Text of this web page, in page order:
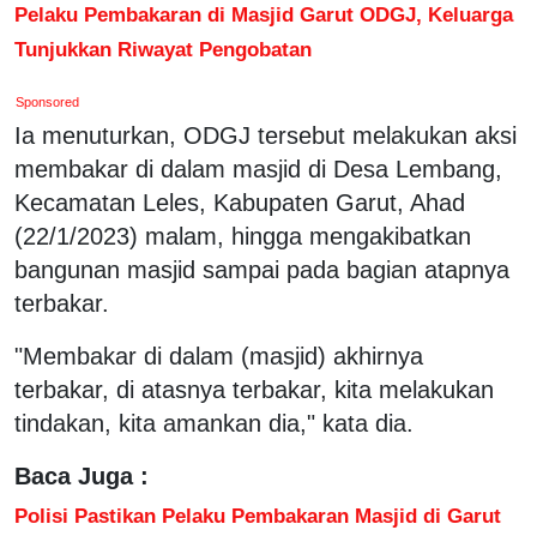
Pelaku Pembakaran di Masjid Garut ODGJ, Keluarga
Tunjukkan Riwayat Pengobatan
Sponsored
Ia menuturkan, ODGJ tersebut melakukan aksi
membakar di dalam masjid di Desa Lembang,
Kecamatan Leles, Kabupaten Garut, Ahad
(22/1/2023) malam, hingga mengakibatkan
bangunan masjid sampai pada bagian atapnya
terbakar.
"Membakar di dalam (masjid) akhirnya
terbakar, di atasnya terbakar, kita melakukan
tindakan, kita amankan dia," kata dia.
Baca Juga :
Polisi Pastikan Pelaku Pembakaran Masjid di Garut